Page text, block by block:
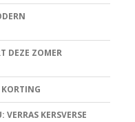
DEZE ZOMER
KERSVERSE